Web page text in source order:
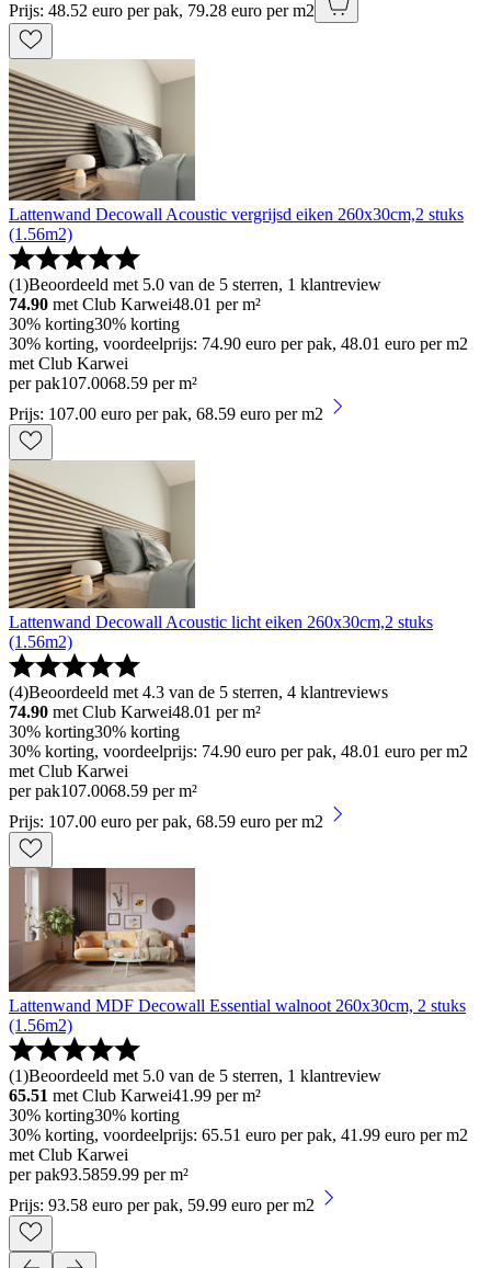
Prijs: 48.52 euro per pak, 79.28 euro per m2
Lattenwand Decowall Acoustic vergrijsd eiken 260x30cm,2 stuks
(1.56m2)
(1)Beoordeeld met 5.0 van de 5 sterren, 1 klantreview
74.90 met Club Karwei48.01 per m²
30% korting30% korting
30% korting, voordeelprijs: 74.90 euro per pak, 48.01 euro per m2
met Club Karwei
per pak107.0068.59 per m²
Prijs: 107.00 euro per pak, 68.59 euro per m2
Lattenwand Decowall Acoustic licht eiken 260x30cm,2 stuks
(1.56m2)
(4)Beoordeeld met 4.3 van de 5 sterren, 4 klantreviews
74.90 met Club Karwei48.01 per m²
30% korting30% korting
30% korting, voordeelprijs: 74.90 euro per pak, 48.01 euro per m2
met Club Karwei
per pak107.0068.59 per m²
Prijs: 107.00 euro per pak, 68.59 euro per m2
Lattenwand MDF Decowall Essential walnoot 260x30cm, 2 stuks
(1.56m2)
(1)Beoordeeld met 5.0 van de 5 sterren, 1 klantreview
65.51 met Club Karwei41.99 per m²
30% korting30% korting
30% korting, voordeelprijs: 65.51 euro per pak, 41.99 euro per m2
met Club Karwei
per pak93.5859.99 per m²
Prijs: 93.58 euro per pak, 59.99 euro per m2